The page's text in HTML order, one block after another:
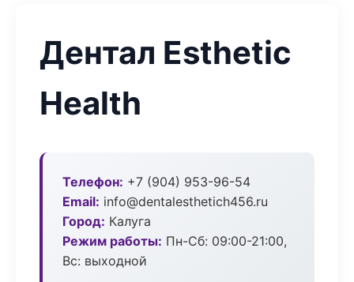
Дентал Esthetic
Health
Телефон: +7 (904) 953-96-54
Email: info@dentalesthetich456.ru
Город: Калуга
Режим работы: Пн-Сб: 09:00-21:00,
Вс: выходной